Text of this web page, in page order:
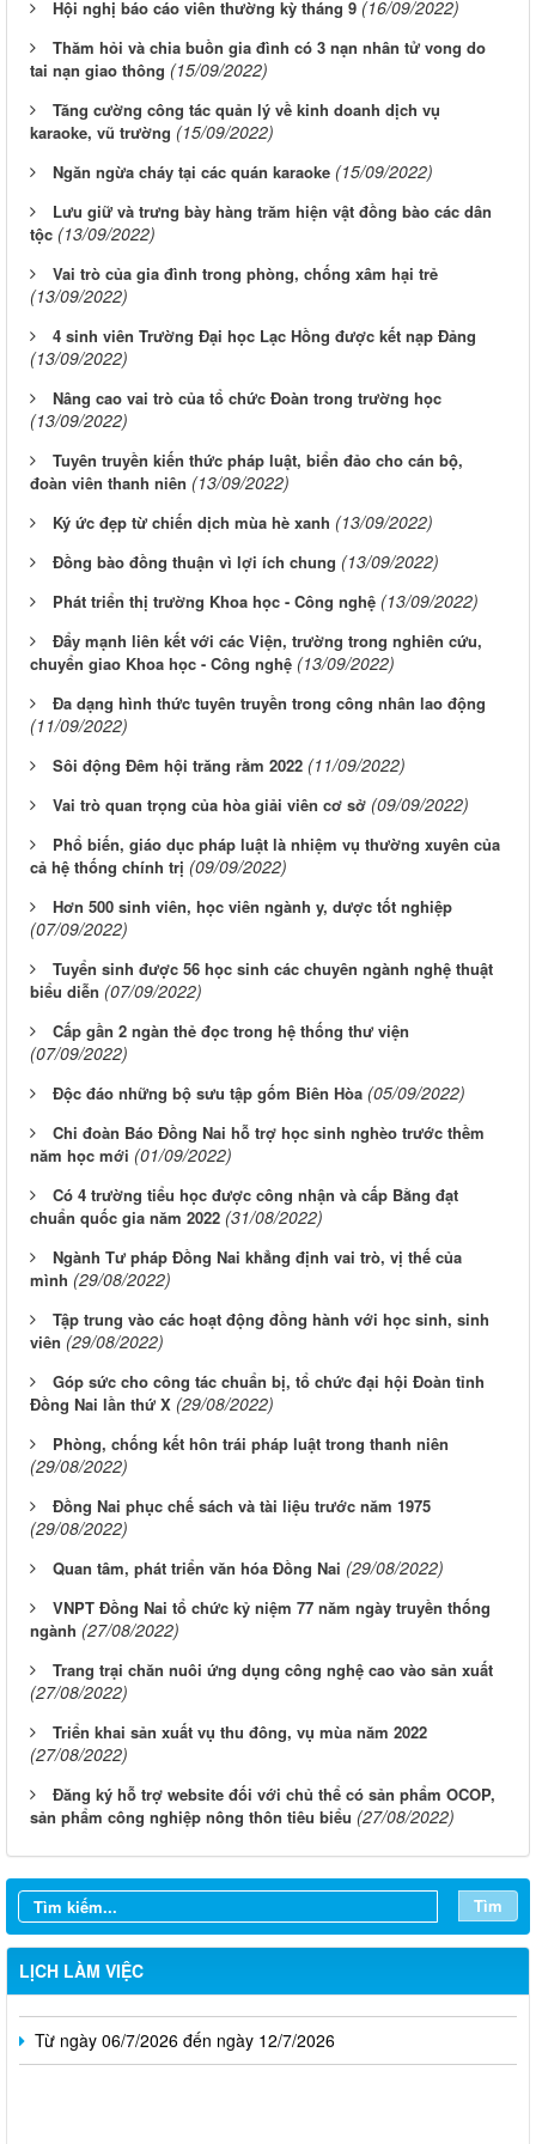
Hội nghị báo cáo viên thường kỳ tháng 9 (16/09/2022)
Thăm hỏi và chia buồn gia đình có 3 nạn nhân tử vong do
tai nạn giao thông (15/09/2022)
Tăng cường công tác quản lý về kinh doanh dịch vụ
karaoke, vũ trường (15/09/2022)
Ngăn ngừa cháy tại các quán karaoke (15/09/2022)
Lưu giữ và trưng bày hàng trăm hiện vật đồng bào các dân
tộc (13/09/2022)
Vai trò của gia đình trong phòng, chống xâm hại trẻ
(13/09/2022)
4 sinh viên Trường Đại học Lạc Hồng được kết nạp Đảng
(13/09/2022)
Nâng cao vai trò của tổ chức Đoàn trong trường học
(13/09/2022)
Tuyên truyền kiến thức pháp luật, biển đảo cho cán bộ,
đoàn viên thanh niên (13/09/2022)
Ký ức đẹp từ chiến dịch mùa hè xanh (13/09/2022)
Đồng bào đồng thuận vì lợi ích chung (13/09/2022)
Phát triển thị trường Khoa học - Công nghệ (13/09/2022)
Đẩy mạnh liên kết với các Viện, trường trong nghiên cứu,
chuyển giao Khoa học - Công nghệ (13/09/2022)
Đa dạng hình thức tuyên truyền trong công nhân lao động
(11/09/2022)
Sôi động Đêm hội trăng rằm 2022 (11/09/2022)
Vai trò quan trọng của hòa giải viên cơ sở (09/09/2022)
Phổ biến, giáo dục pháp luật là nhiệm vụ thường xuyên của
cả hệ thống chính trị (09/09/2022)
Hơn 500 sinh viên, học viên ngành y, dược tốt nghiệp
(07/09/2022)
Tuyển sinh được 56 học sinh các chuyên ngành nghệ thuật
biểu diễn (07/09/2022)
Cấp gần 2 ngàn thẻ đọc trong hệ thống thư viện
(07/09/2022)
Độc đáo những bộ sưu tập gốm Biên Hòa (05/09/2022)
Chi đoàn Báo Đồng Nai hỗ trợ học sinh nghèo trước thềm
năm học mới (01/09/2022)
Có 4 trường tiểu học được công nhận và cấp Bằng đạt
chuẩn quốc gia năm 2022 (31/08/2022)
Ngành Tư pháp Đồng Nai khẳng định vai trò, vị thế của
mình (29/08/2022)
Tập trung vào các hoạt động đồng hành với học sinh, sinh
viên (29/08/2022)
Góp sức cho công tác chuẩn bị, tổ chức đại hội Đoàn tỉnh
Đồng Nai lần thứ X (29/08/2022)
Phòng, chống kết hôn trái pháp luật trong thanh niên
(29/08/2022)
Đồng Nai phục chế sách và tài liệu trước năm 1975
(29/08/2022)
Quan tâm, phát triển văn hóa Đồng Nai (29/08/2022)
VNPT Đồng Nai tổ chức kỷ niệm 77 năm ngày truyền thống
ngành (27/08/2022)
Trang trại chăn nuôi ứng dụng công nghệ cao vào sản xuất
(27/08/2022)
Triển khai sản xuất vụ thu đông, vụ mùa năm 2022
(27/08/2022)
Đăng ký hỗ trợ website đối với chủ thể có sản phẩm OCOP,
sản phẩm công nghiệp nông thôn tiêu biểu (27/08/2022)
Tìm
LỊCH LÀM VIỆC
Từ ngày 03/8/2026 đến ngày 09/8/2026
Từ ngày 27/7/2026 đến ngày 02/8/2026
Từ ngày 20/7/2026 đến ngày 26/7/2026
Từ ngày 13/7/2026 đến ngày 18/7/2026
Từ ngày 06/7/2026 đến ngày 12/7/2026